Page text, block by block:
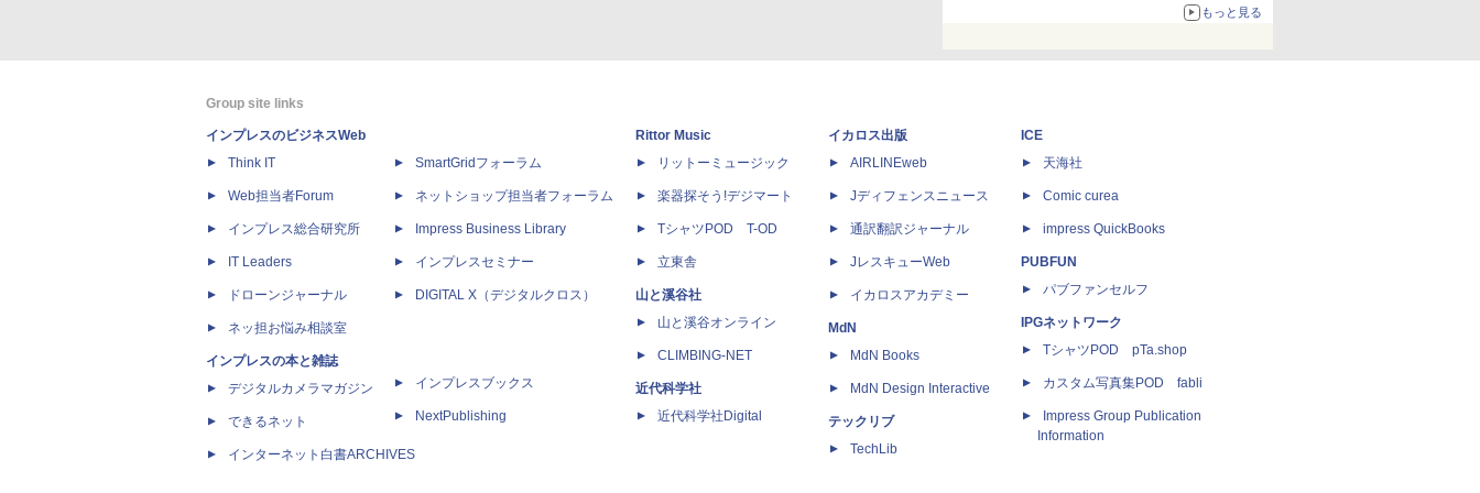
もっと見る
Group site links
インプレスのビジネスWeb
Think IT
Web担当者Forum
インプレス総合研究所
IT Leaders
ドローンジャーナル
ネッ担お悩み相談室
インプレスの本と雑誌
デジタルカメラマガジン
できるネット
インターネット白書ARCHIVES
SmartGridフォーラム
ネットショップ担当者フォーラム
Impress Business Library
インプレスセミナー
DIGITAL X（デジタルクロス）
インプレスブックス
NextPublishing
Rittor Music
リットーミュージック
楽器探そう!デジマート
TシャツPOD T-OD
立東舎
山と溪谷社
山と溪谷オンライン
CLIMBING-NET
近代科学社
近代科学社Digital
イカロス出版
AIRLINEweb
Jディフェンスニュース
通訳翻訳ジャーナル
JレスキューWeb
イカロスアカデミー
MdN
MdN Books
MdN Design Interactive
テックリブ
TechLib
ICE
天海社
Comic curea
impress QuickBooks
PUBFUN
パブファンセルフ
IPGネットワーク
TシャツPOD pTa.shop
カスタム写真集POD fabli
Impress Group Publication
Information